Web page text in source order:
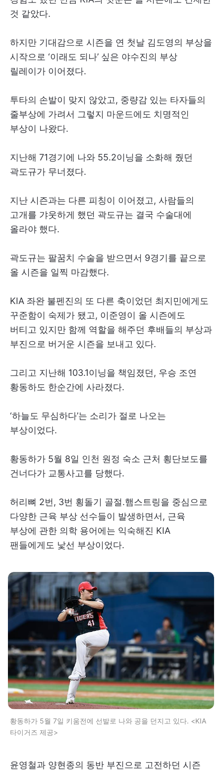
것 같았다.
하지만 기대감으로 시즌을 연 첫날 김도영의 부상을
시작으로 ‘이래도 되나’ 싶은 야수진의 부상
릴레이가 이어졌다.
투타의 손발이 맞지 않았고, 중량감 있는 타자들의
줄부상에 가려서 그렇지 마운드에도 치명적인
부상이 나왔다.
지난해 71경기에 나와 55.2이닝을 소화해 줬던
곽도규가 무너졌다.
지난 시즌과는 다른 피칭이 이어졌고, 사람들의
고개를 갸웃하게 했던 곽도규는 결국 수술대에
올라야 했다.
곽도규는 팔꿈치 수술을 받으면서 9경기를 끝으로
올 시즌을 일찍 마감했다.
KIA 좌완 불펜진의 또 다른 축이었던 최지민에게도
꾸준함이 숙제가 됐고, 이준영이 올 시즌에도
버티고 있지만 함께 역할을 해주던 후배들의 부상과
부진으로 버거운 시즌을 보내고 있다.
그리고 지난해 103.1이닝을 책임졌던, 우승 조연
황동하도 한순간에 사라졌다.
‘하늘도 무심하다’는 소리가 절로 나오는
부상이었다.
황동하가 5월 8일 인천 원정 숙소 근처 횡단보도를
건너다가 교통사고를 당했다.
허리뼈 2번, 3번 횡돌기 골절.햄스트링을 중심으로
다양한 근육 부상 선수들이 발생하면서, 근육
부상에 관한 의학 용어에는 익숙해진 KIA
팬들에게도 낯선 부상이었다.
황동하가 5월 7일 키움전에 선발로 나와 공을 던지고 있다. <KIA
타이거즈 제공>
윤영철과 양현종의 동반 부진으로 고전하던 시즌